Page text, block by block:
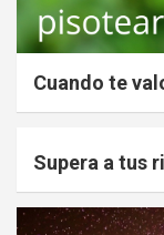
Cuando te
Supera a tus